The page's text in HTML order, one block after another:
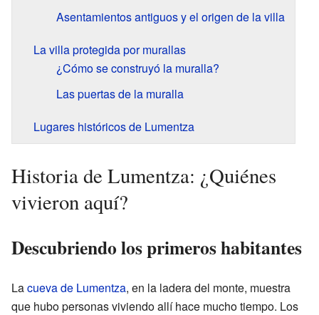
Asentamientos antiguos y el origen de la villa
La villa protegida por murallas
¿Cómo se construyó la muralla?
Las puertas de la muralla
Lugares históricos de Lumentza
Historia de Lumentza: ¿Quiénes
vivieron aquí?
Descubriendo los primeros habitantes
Lacueva de Lumentza, en la ladera del monte, muestra
que hubo personas viviendo allí hace mucho tiempo. Los